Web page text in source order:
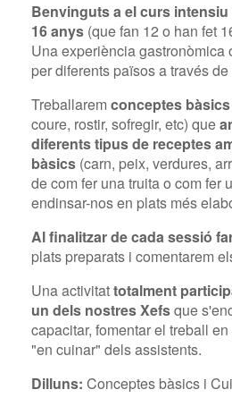
Benvinguts a el curs intensiu
16 anys (que fan 12 o han fet
Una experiència gastronòmica
per diferents països a través
Treballaremconceptes
coure, rostir, sofregir, etc) que
diferents tipus de receptes
bàsics (carn, peix, verdures,
de com fer una truita o com fer
endinsar-nos en plats més
Al finalitzar de cada sessió
plats preparats i comentarem
Una activitattotalment
un dels nostres Xefsque
capacitar, fomentar el treball
"en cuinar" dels assistents.
Dilluns: Conceptes bàsics i